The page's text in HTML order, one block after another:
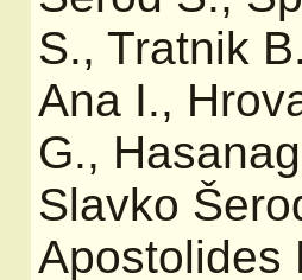
S., Tratnik
Ana I.,
G.,
Slavko
Apostolides